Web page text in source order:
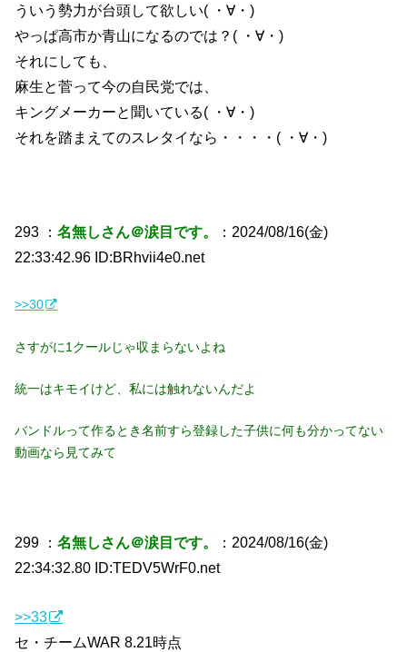
ういう勢力が台頭して欲しい( ・∀・)
やっぱ高市か青山になるのでは？( ・∀・)
それにしても、
麻生と菅って今の自民党では、
キングメーカーと聞いている( ・∀・)
それを踏まえてのスレタイなら・・・・( ・∀・)
293 ：名無しさん＠涙目です。
：2024/08/16(金)
22:33:42.96 ID:BRhvii4e0.net
>>30
さすがに1クールじゃ収まらないよね
統一はキモイけど、私には触れないんだよ
バンドルって作るとき名前すら登録した子供に何も分かってない
動画なら見てみて
299 ：名無しさん＠涙目です。
：2024/08/16(金)
22:34:32.80 ID:TEDV5WrF0.net
>>33
セ・チームWAR 8.21時点